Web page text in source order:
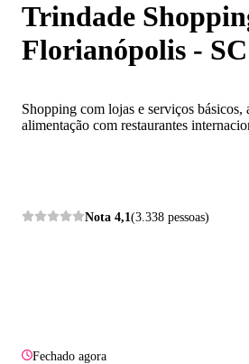
Trindade
Florianópolis - SC
Shopping com lojas e serviços básicos,
alimentação com restaurantes
Nota 4,1 (3.338 pessoas)
Fechado agora